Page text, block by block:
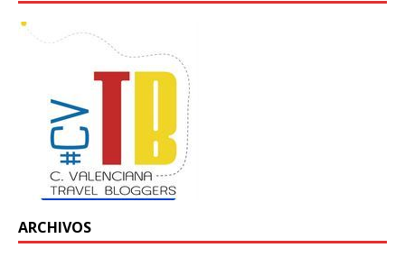
ARCHIVOS